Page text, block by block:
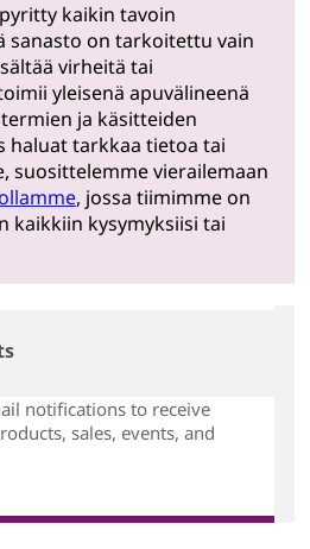
kaikin tavoin
sanasto on tarkoitettu vain
virheitä tai
yleisenä apuvälineenä
ja käsitteiden
haluat tarkkaa tietoa tai
suosittelemme vierailemaan
, jossa tiimimme on
kaikkiin kysymyksiisi tai
notifications to receive
sales, events, and